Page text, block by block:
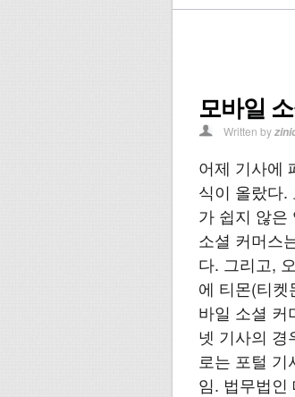
모바일
Written by
어제 기사에
식이 올랐다.
가 쉽지 않은
소셜 커머스
다. 그리고,
에 티몬(티켓
바일 소셜 커
넷 기사의 경
로는 포털
임. 법무법